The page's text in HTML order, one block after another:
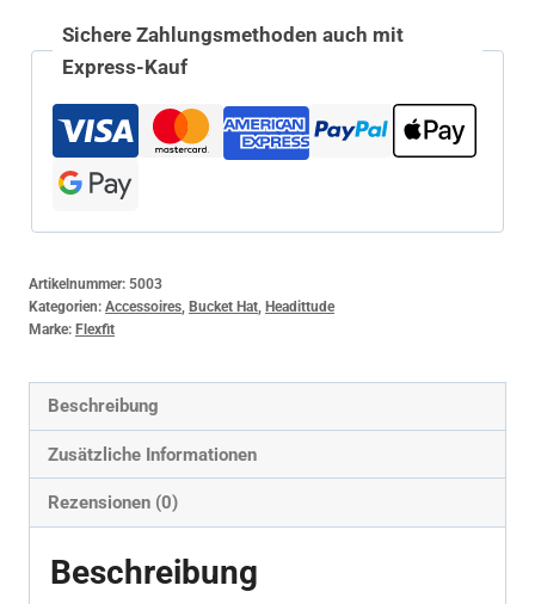
Sichere Zahlungsmethoden auch mit
Express-Kauf
Artikelnummer: 5003
Kategorien: Accessoires Bucket Hat Headittude
Marke: Flexfit
Beschreibung
Zusätzliche Informationen
Rezensionen (0)
Beschreibung